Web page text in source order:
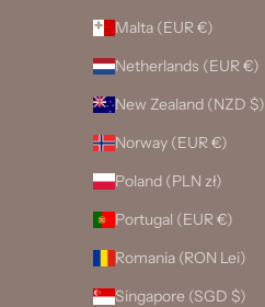
Malta (EUR €)
Netherlands (EUR €)
New Zealand (NZD $)
Norway (EUR €)
Poland (PLN zł)
Portugal (EUR €)
Romania (RON Lei)
Singapore (SGD $)